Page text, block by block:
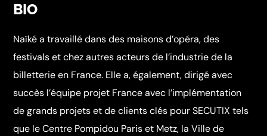
BIO
Naïké a travaillé dans des maisons d’opéra, des
festivals et chez autres acteurs de l’industrie de la
billetterie en France. Elle a, également, dirigé avec
succès l’équipe projet France avec l’implémentation
de grands projets et de clients clés pour SECUTIX tels
que le Centre Pompidou Paris et Metz, la Ville de